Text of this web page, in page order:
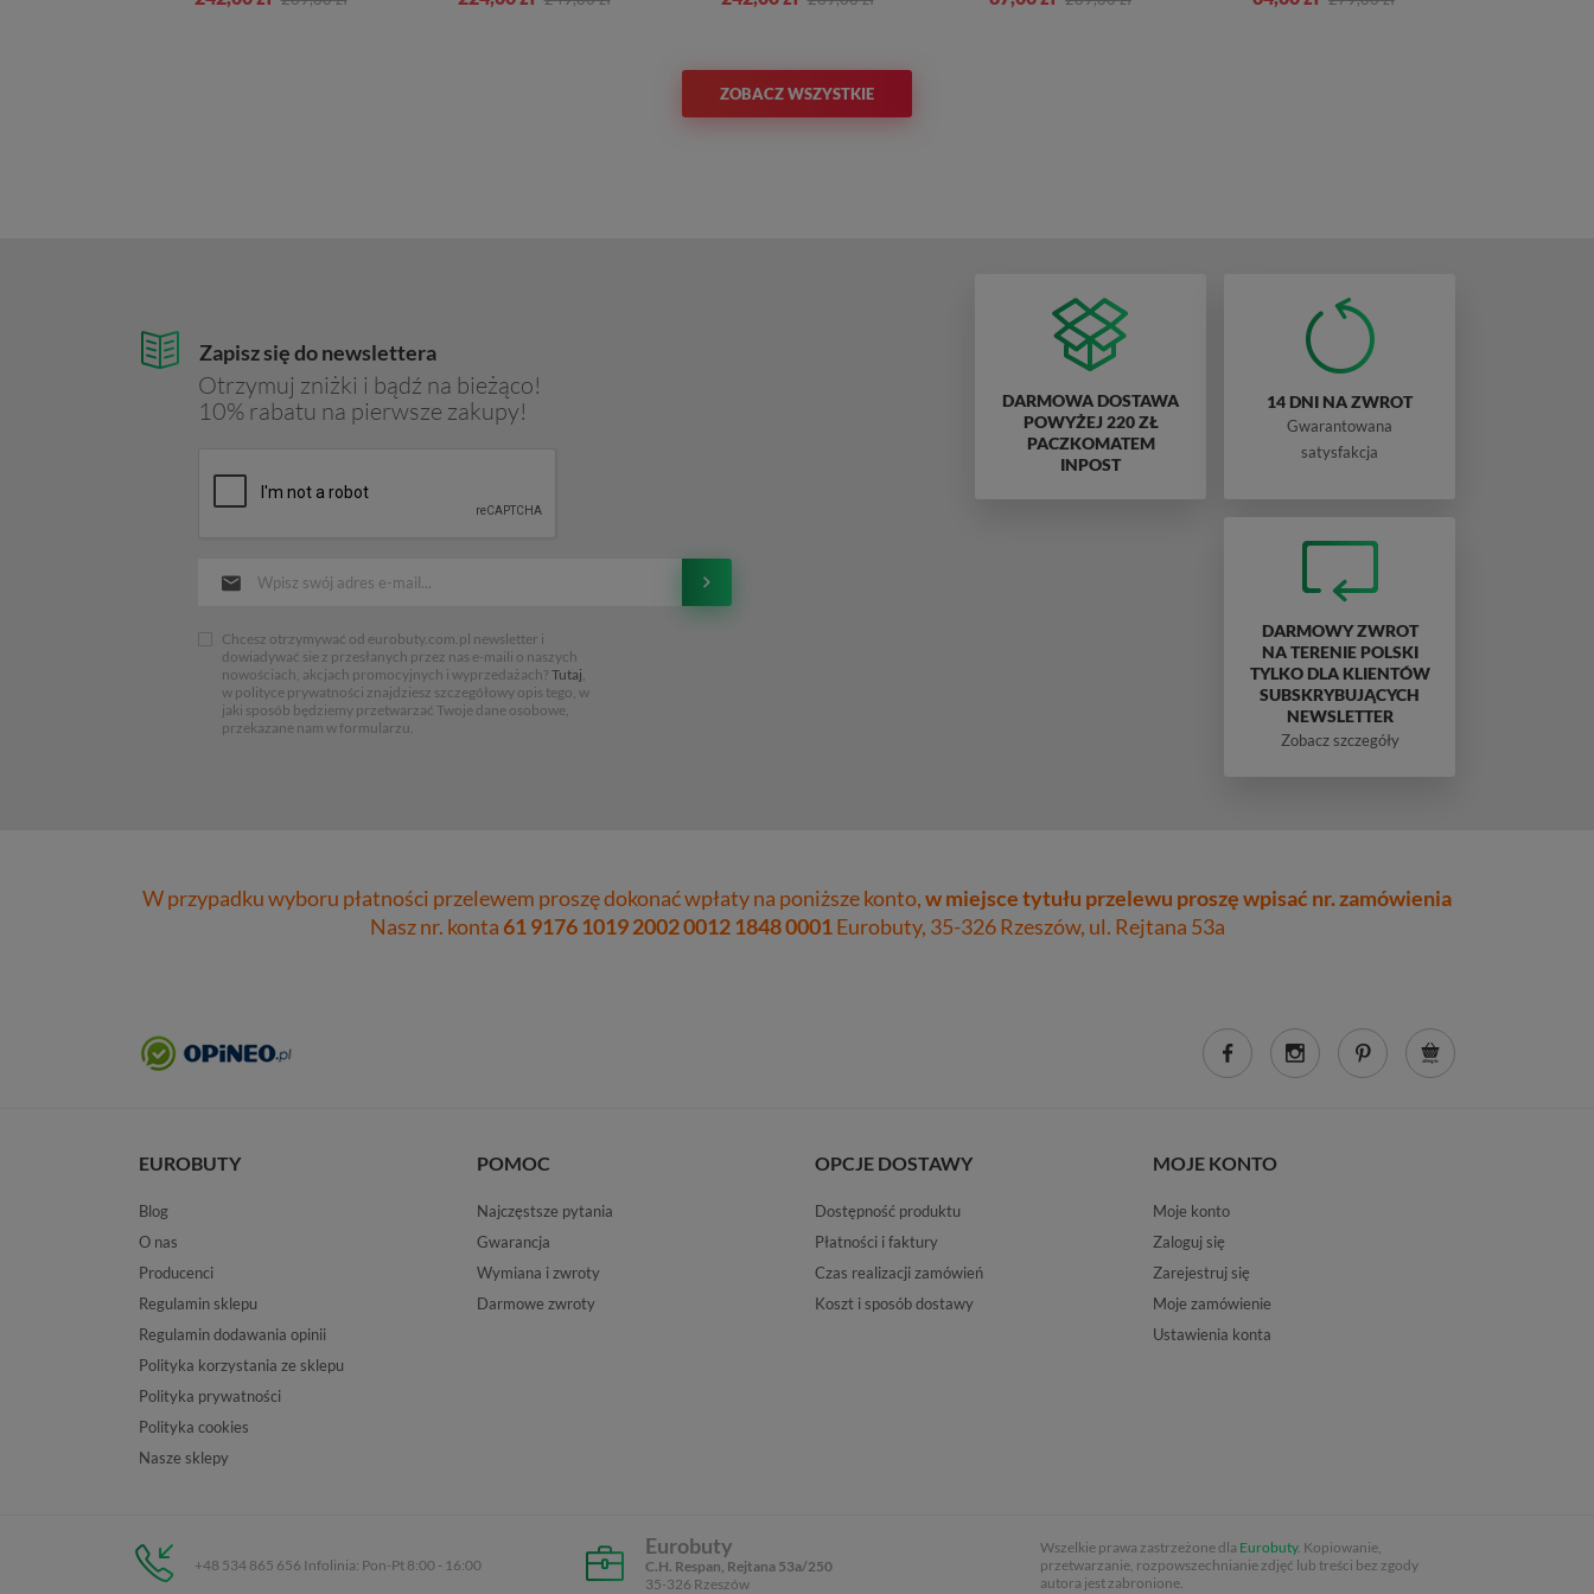
ZOBACZ WSZYSTKIE
Zapisz się do newslettera
Otrzymuj zniżki i bądź na bieżąco!
10% rabatu na pierwsze zakupy!
Chcesz otrzymywać od eurobuty.com.pl newsletter i
dowiadywać sie z przesłanych przez nas e-maili o naszych
nowościach, akcjach promocyjnych i wyprzedażach? Tutaj,
w polityce prywatności znajdziesz szczegółowy opis tego, w
jaki sposób będziemy przetwarzać Twoje dane osobowe,
przekazane nam w formularzu.
DARMOWA DOSTAWA
POWYŻEJ 220 ZŁ
PACZKOMATEM
INPOST
14 DNI NA ZWROT
Gwarantowana
satysfakcja
DARMOWY ZWROT
NA TERENIE POLSKI
TYLKO DLA KLIENTÓW
SUBSKRYBUJĄCYCH
NEWSLETTER
Zobacz szczegóły
W przypadku wyboru płatności przelewem proszę dokonać wpłaty na poniższe konto,w miejsce tytułu przelewu proszę wpisać nr. zamówienia
Nasz nr. konta61 9176 1019 2002 0012 1848 0001Eurobuty, 35-326 Rzeszów, ul. Rejtana 53a
EUROBUTY
Blog
O nas
Producenci
Regulamin sklepu
Regulamin dodawania opinii
Polityka korzystania ze sklepu
Polityka prywatności
Polityka cookies
Nasze sklepy
POMOC
Najczęstsze pytania
Gwarancja
Wymiana i zwroty
Darmowe zwroty
OPCJE DOSTAWY
Dostępność produktu
Płatności i faktury
Czas realizacji zamówień
Koszt i sposób dostawy
MOJE KONTO
Moje konto
Zaloguj się
Zarejestruj się
Moje zamówienie
Ustawienia konta
+48 534 865 656 Infolinia: Pon-Pt 8:00 - 16:00
Eurobuty
C.H. Respan, Rejtana 53a/250
35-326 Rzeszów
Wszelkie prawa zastrzeżone dla Eurobuty. Kopiowanie,
przetwarzanie, rozpowszechnianie zdjęć lub treści bez zgody
autora jest zabronione.